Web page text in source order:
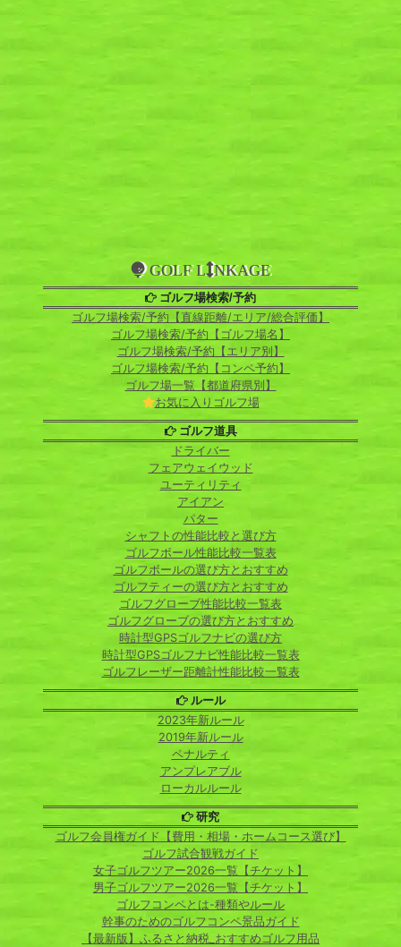
GOLF L NKAGE
ゴルフ場検索/予約
ゴルフ場検索/予約【直線距離/エリア/総合評価】
ゴルフ場検索/予約【ゴルフ場名】
ゴルフ場検索/予約【エリア別】
ゴルフ場検索/予約【コンペ予約】
ゴルフ場一覧【都道府県別】
お気に入りゴルフ場
ゴルフ道具
ドライバー
フェアウェイウッド
ユーティリティ
アイアン
パター
シャフトの性能比較と選び方
ゴルフボール性能比較一覧表
ゴルフボールの選び方とおすすめ
ゴルフティーの選び方とおすすめ
ゴルフグローブ性能比較一覧表
ゴルフグローブの選び方とおすすめ
時計型GPSゴルフナビの選び方
時計型GPSゴルフナビ性能比較一覧表
ゴルフレーザー距離計性能比較一覧表
ルール
2023年新ルール
2019年新ルール
ペナルティ
アンプレアブル
ローカルルール
研究
ゴルフ会員権ガイド【費用・相場・ホームコース選び】
ゴルフ試合観戦ガイド
女子ゴルフツアー2026一覧【チケット】
男子ゴルフツアー2026一覧【チケット】
ゴルフコンペとは-種類やルール
幹事のためのゴルフコンペ景品ガイド
【最新版】ふるさと納税_おすすめゴルフ用品